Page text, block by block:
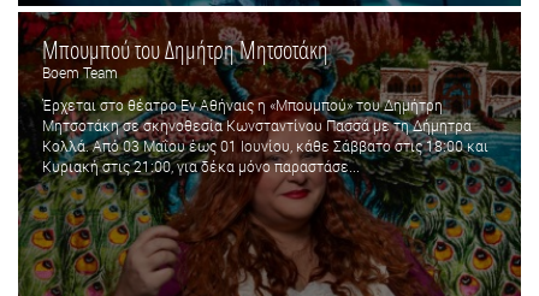
Μπουμπού του Δημήτρη Μητσοτάκη
Boem Team
Έρχεται στο θέατρο Εν Αθήναις η «Μπουμπού» του Δημήτρη
Μητσοτάκη σε σκηνοθεσία Κωνσταντίνου Πασσά με τη Δήμητρα
Κολλά. Από 03 Μαΐου έως 01 Ιουνίου, κάθε Σάββατο στις 18:00 και
Κυριακή στις 21:00, για δέκα μόνο παραστάσε...